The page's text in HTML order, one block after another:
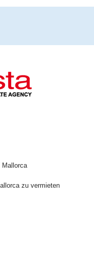
Mallorca
zu vermieten